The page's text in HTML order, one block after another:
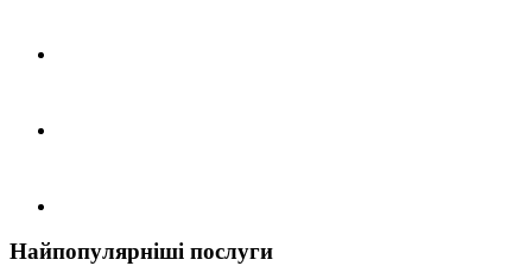
Найпопулярніші послуги